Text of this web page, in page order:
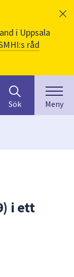
i Uppsala
råd
efter
innehåll
Sök Meny
i ett